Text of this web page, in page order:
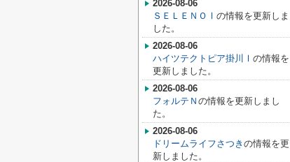
2026-08-06
ＳＥＬＥＮＯⅠ の情報を更新しま
した。
2026-08-06
ハイツテクトピア掛川Ⅰ の情報を
更新しました。
2026-08-06
フォルテＮ の情報を更新しまし
た。
2026-08-06
ドリームライフさつき の情報を更
新しました。